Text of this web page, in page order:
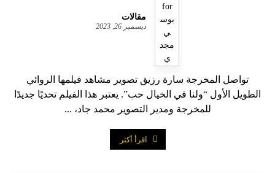
مقالات
ديسمبر 26, 2023
تواصل المخرجة سارة رزيق تصوير مشاهد فيلمها الروائي
الطويل الأول “ولنا في الخيال حب”. يعتبر هذا الفيلم تحديًا جديدًا
للمخرجة ومدير التصوير محمد جاد، ...
اقرأ أكثر